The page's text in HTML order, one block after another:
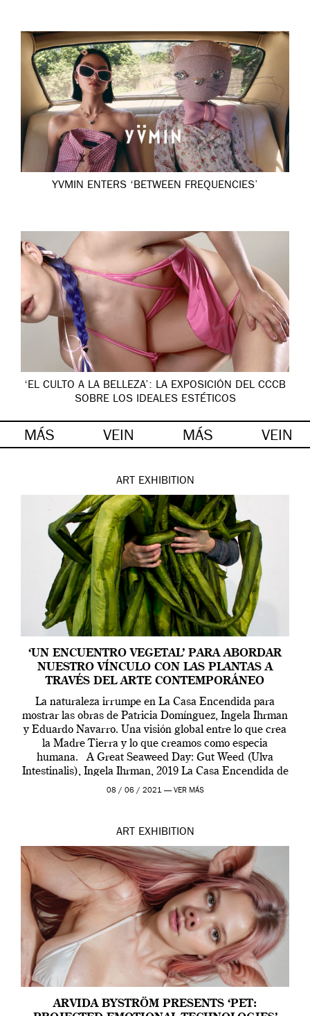
YVMIN ENTERS ‘BETWEEN FREQUENCIES’
‘EL CULTO A LA BELLEZA’: LA EXPOSICIÓN DEL CCCB
SOBRE LOS IDEALES ESTÉTICOS
MÁS VEIN MÁS VEIN
ART EXHIBITION
‘UN ENCUENTRO VEGETAL’ PARA ABORDAR
NUESTRO VÍNCULO CON LAS PLANTAS A
TRAVÉS DEL ARTE CONTEMPORÁNEO
La naturaleza irrumpe en La Casa Encendida para
mostrar las obras de Patricia Domínguez, Ingela Ihrman
y Eduardo Navarro. Una visión global entre lo que crea
la Madre Tierra y lo que creamos como especia
humana. A Great Seaweed Day: Gut Weed (Ulva
Intestinalis), Ingela Ihrman, 2019 La Casa Encendida de
Madrid y la Wellcome […]
08 / 06 / 2021 — VER MÁS
ART EXHIBITION
ARVIDA BYSTRÖM PRESENTS ‘PET: